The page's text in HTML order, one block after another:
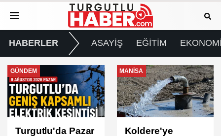
HABERLER ASAYİŞ EĞİTİM
MANİSA
Koldere'ye
GÜNDEM
Manisa'da 1.200